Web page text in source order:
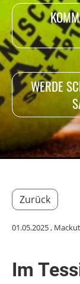
WERDE
Zurück
01.05.2025,
Im